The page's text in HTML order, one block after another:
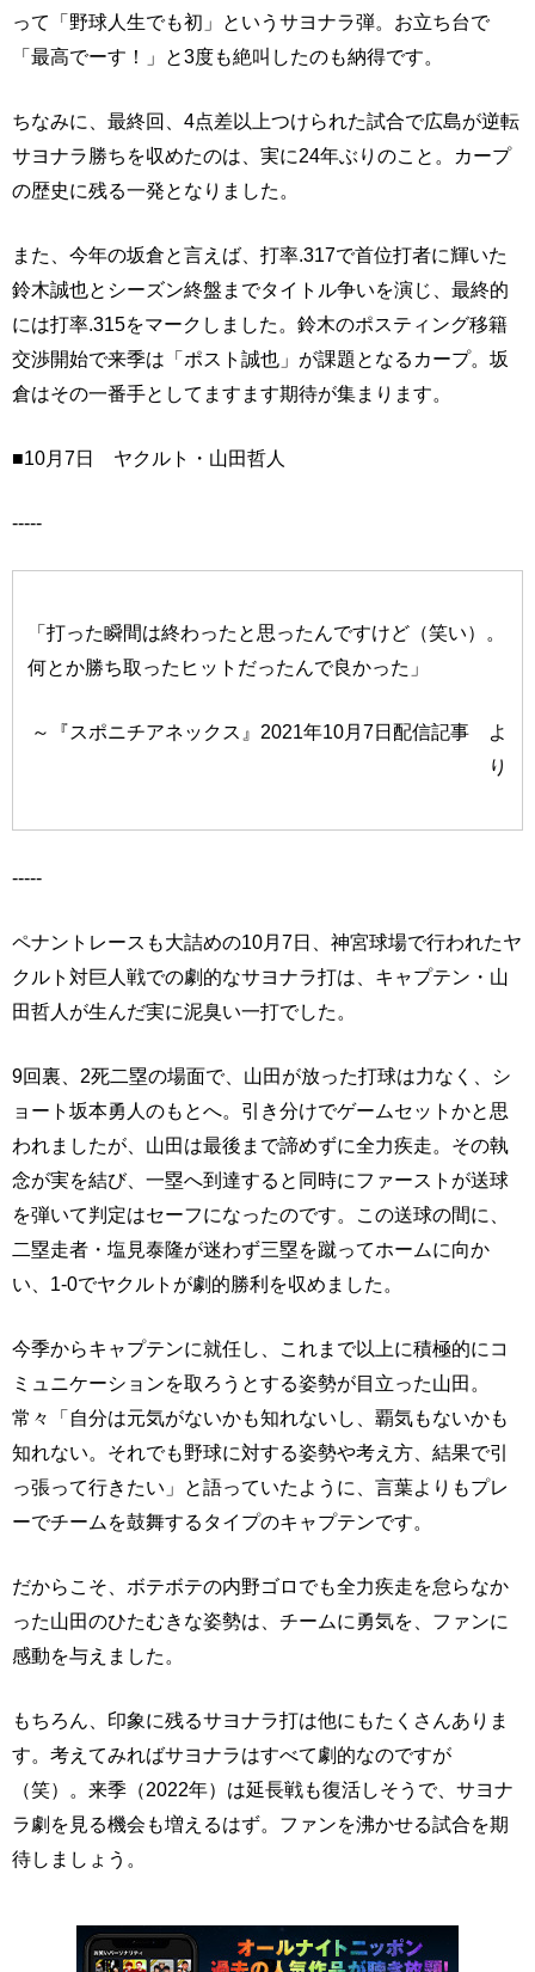
って「野球人生でも初」というサヨナラ弾。お立ち台で
「最高でーす！」と3度も絶叫したのも納得です。
ちなみに、最終回、4点差以上つけられた試合で広島が逆転
サヨナラ勝ちを収めたのは、実に24年ぶりのこと。カープ
の歴史に残る一発となりました。
また、今年の坂倉と言えば、打率.317で首位打者に輝いた
鈴木誠也とシーズン終盤までタイトル争いを演じ、最終的
には打率.315をマークしました。鈴木のポスティング移籍
交渉開始で来季は「ポスト誠也」が課題となるカープ。坂
倉はその一番手としてますます期待が集まります。
■10月7日 ヤクルト・山田哲人
-----
「打った瞬間は終わったと思ったんですけど（笑い）。
何とか勝ち取ったヒットだったんで良かった」
～『スポニチアネックス』2021年10月7日配信記事 よ
り
-----
ペナントレースも大詰めの10月7日、神宮球場で行われたヤ
クルト対巨人戦での劇的なサヨナラ打は、キャプテン・山
田哲人が生んだ実に泥臭い一打でした。
9回裏、2死二塁の場面で、山田が放った打球は力なく、シ
ョート坂本勇人のもとへ。引き分けでゲームセットかと思
われましたが、山田は最後まで諦めずに全力疾走。その執
念が実を結び、一塁へ到達すると同時にファーストが送球
を弾いて判定はセーフになったのです。この送球の間に、
二塁走者・塩見泰隆が迷わず三塁を蹴ってホームに向か
い、1-0でヤクルトが劇的勝利を収めました。
今季からキャプテンに就任し、これまで以上に積極的にコ
ミュニケーションを取ろうとする姿勢が目立った山田。
常々「自分は元気がないかも知れないし、覇気もないかも
知れない。それでも野球に対する姿勢や考え方、結果で引
っ張って行きたい」と語っていたように、言葉よりもプレ
ーでチームを鼓舞するタイプのキャプテンです。
だからこそ、ボテボテの内野ゴロでも全力疾走を怠らなか
った山田のひたむきな姿勢は、チームに勇気を、ファンに
感動を与えました。
もちろん、印象に残るサヨナラ打は他にもたくさんありま
す。考えてみればサヨナラはすべて劇的なのですが
（笑）。来季（2022年）は延長戦も復活しそうで、サヨナ
ラ劇を見る機会も増えるはず。ファンを沸かせる試合を期
待しましょう。